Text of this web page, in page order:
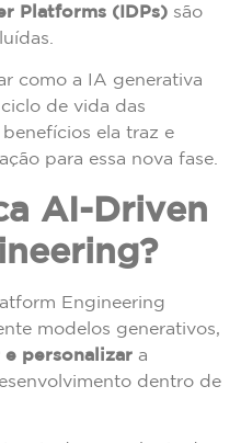
Platforms (IDPs) são
como a IA generativa
de vida das
ela traz e
para essa nova fase.
AI-Driven
Engineering
modelos generativos,
personalizar a
dentro de